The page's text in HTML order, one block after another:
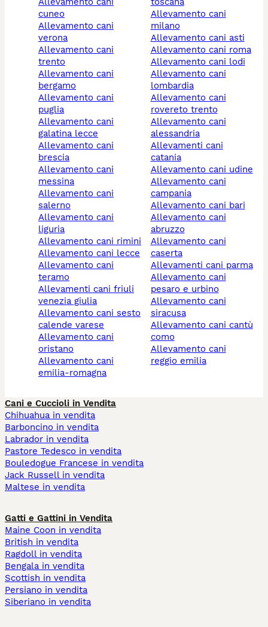
cuneo
allevamento cani
verona
allevamento cani
trento
allevamento cani
bergamo
allevamento cani
puglia
allevamento cani
galatina lecce
allevamento cani
brescia
allevamento cani
messina
allevamento cani
salerno
allevamento cani
liguria
allevamento cani rimini
allevamento cani lecce
allevamento cani
teramo
allevamenti cani friuli
venezia giulia
allevamento cani sesto
calende varese
allevamento cani
oristano
allevamento cani
emilia-romagna
allevamento cani
milano
allevamento cani asti
allevamento cani roma
allevamento cani lodi
allevamento cani
lombardia
allevamento cani
rovereto trento
allevamento cani
alessandria
allevamenti cani
catania
allevamento cani udine
allevamento cani
campania
allevamento cani bari
allevamento cani
abruzzo
allevamento cani
caserta
allevamenti cani parma
allevamento cani
pesaro e urbino
allevamento cani
siracusa
allevamento cani cantù
como
allevamento cani
reggio emilia
Cani e Cuccioli in Vendita
Chihuahua in vendita
Barboncino in vendita
Labrador in vendita
Pastore Tedesco in vendita
Bouledogue Francese in vendita
Jack Russell in vendita
Maltese in vendita
Gatti e Gattini in Vendita
Maine Coon in vendita
British in vendita
Ragdoll in vendita
Bengala in vendita
Scottish in vendita
Persiano in vendita
Siberiano in vendita